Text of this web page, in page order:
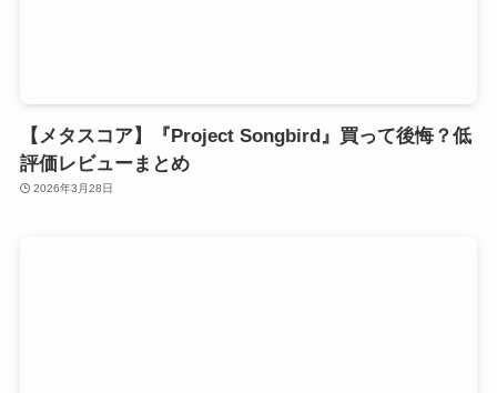
【メタスコア】『Project Songbird』買って後悔？低
評価レビューまとめ
2026年3月28日